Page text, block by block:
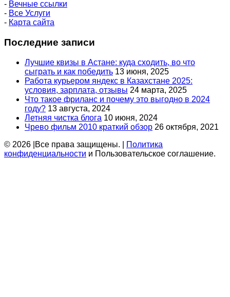
- Вечные ссылки
- Все Услуги
- Карта сайта
Последние записи
Лучшие квизы в Астане: куда сходить, во что
сыграть и как победить 13 июня, 2025
Работа курьером яндекс в Казахстане 2025:
условия, зарплата, отзывы 24 марта, 2025
Что такое фриланс и почему это выгодно в 2024
году? 13 августа, 2024
Летняя чистка блога 10 июня, 2024
Чрево фильм 2010 краткий обзор 26 октября, 2021
© 2026 |Все права защищены. |
Политика
конфиденциальности и Пользовательское соглашение.